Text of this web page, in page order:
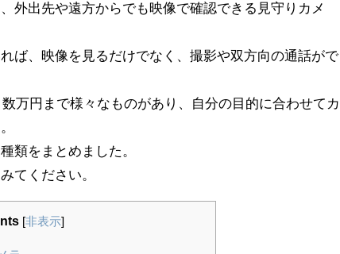
外出先や遠方からでも映像で確認できる見守りカメ
ば、映像を見るだけでなく、撮影や双方向の通話がで
万円まで様々なものがあり、自分の目的に合わせてカ
類をまとめました。
てください。
[非表示]